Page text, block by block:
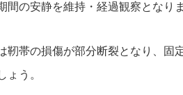
間の安静を維持・経過観察となりま
帯の損傷が部分断裂となり、固
ょう。